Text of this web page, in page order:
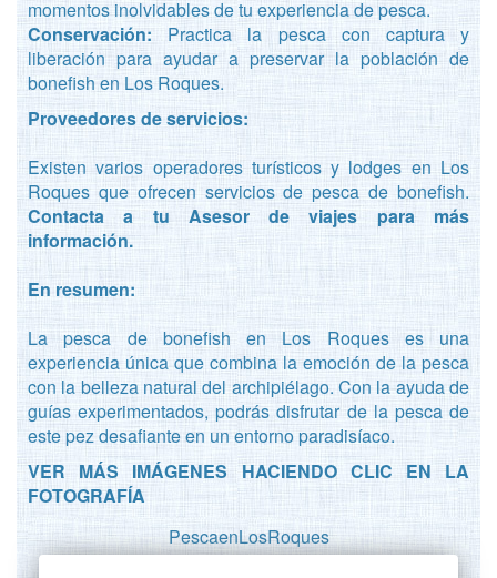
momentos inolvidables de tu experiencia de pesca.
Conservación: Practica la pesca con captura y
liberación para ayudar a preservar la población de
bonefish en Los Roques.
Proveedores de servicios:
Existen varios operadores turísticos y lodges en Los
Roques que ofrecen servicios de pesca de bonefish.
Contacta a tu Asesor de viajes para más
información.
En resumen:
La pesca de bonefish en Los Roques es una
experiencia única que combina la emoción de la pesca
con la belleza natural del archipiélago. Con la ayuda de
guías experimentados, podrás disfrutar de la pesca de
este pez desafiante en un entorno paradisíaco.
VER MÁS IMÁGENES HACIENDO CLIC EN LA
FOTOGRAFÍA
PescaenLosRoques